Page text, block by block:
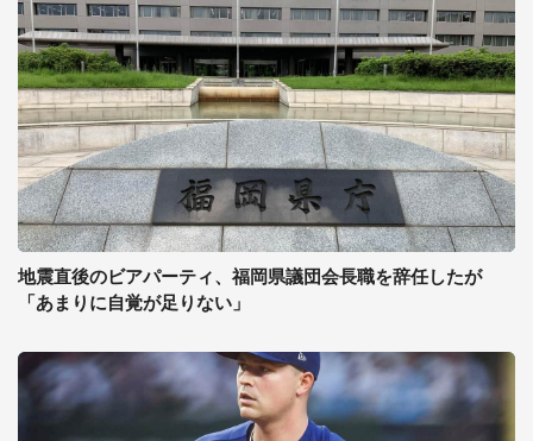
地震直後のビアパーティ、福岡県議団会長職を辞任したが
「あまりに自覚が足りない」